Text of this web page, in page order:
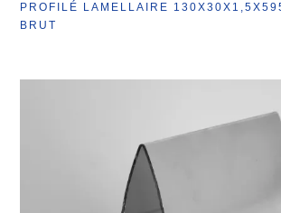
PROFILÉ LAMELLAIRE
BRUT